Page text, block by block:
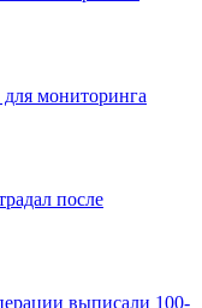
мониторинга
после
выписали 100-